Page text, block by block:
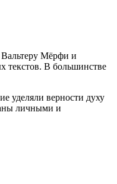
Мёрфи и
текстов. В большинстве
уделяли верности духу
личными и